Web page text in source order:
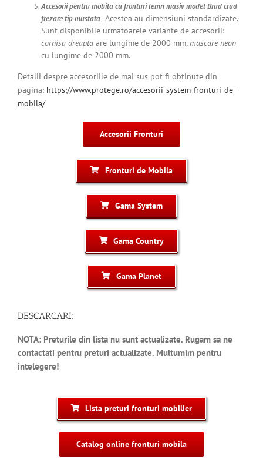
Accesorii pentru mobila cu fronturi lemn masiv model Brad crud
frezare tip mustata. Acestea au dimensiuni standardizate.
Sunt disponibile urmatoarele variante de accesorii:
cornisa dreapta are lungime de 2000 mm,mascare neon
cu lungime de 2000 mm.
Detalii despre accesoriile de mai sus pot fi obtinute din
pagina: https://www.protege.ro/accesorii-system-fronturi-de-
mobila/
Accesorii Fronturi
Fronturi de Mobila
Gama System
Gama Country
Gama Planet
DESCARCARI:
NOTA: Preturile din lista nu sunt actualizate. Rugam sa ne
contactati pentru preturi actualizate. Multumim pentru
intelegere!
Lista preturi fronturi mobilier
Catalog online fronturi mobila